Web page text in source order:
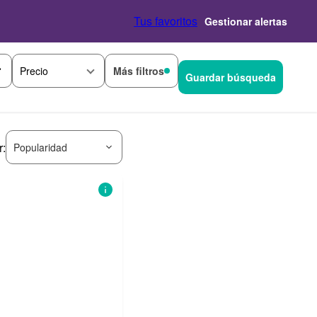
Tus favoritos Gestionar alertas
Precio Más filtros Guardar búsqueda
Popularidad